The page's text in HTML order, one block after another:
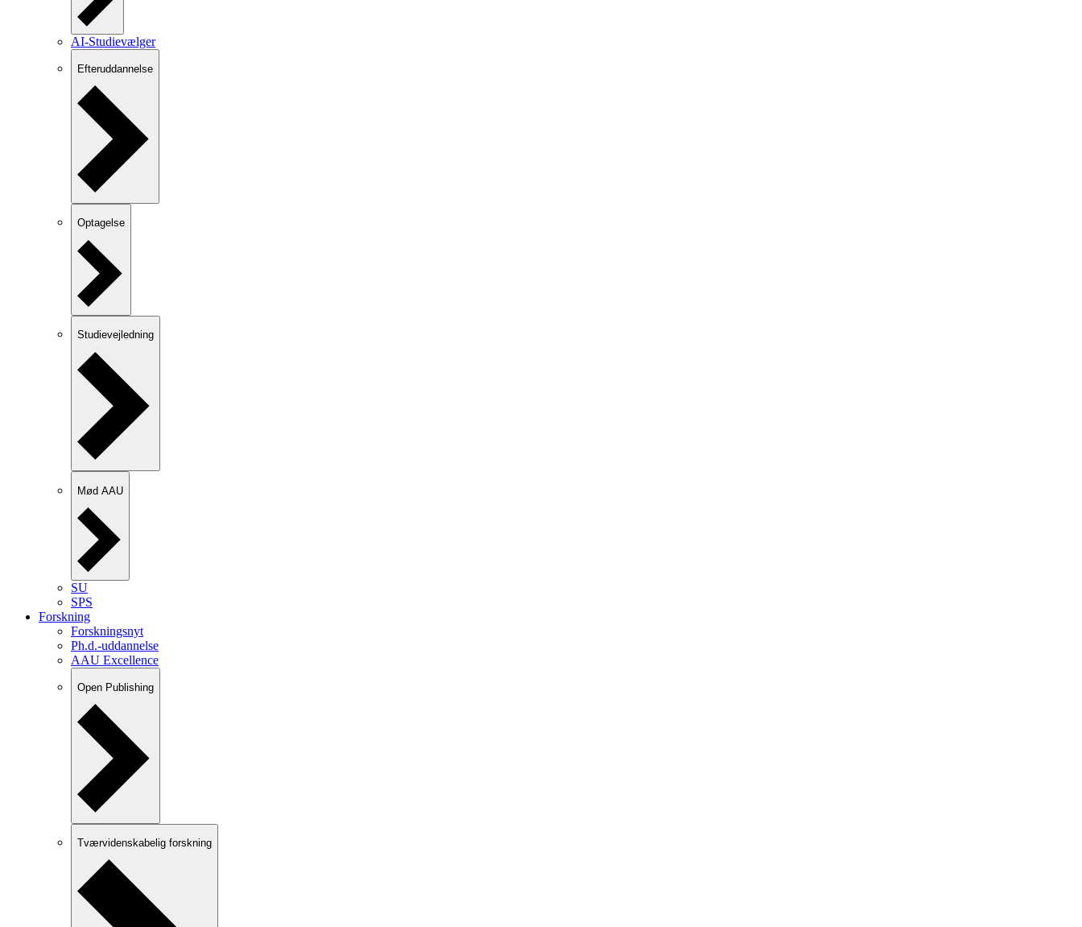
AI-Studievælger
Efteruddannelse
Optagelse
Studievejledning
Mød AAU
SU
SPS
Forskning
Forskningsnyt
Ph.d.-uddannelse
AAU Excellence
Open Publishing
Tværvidenskabelig forskning